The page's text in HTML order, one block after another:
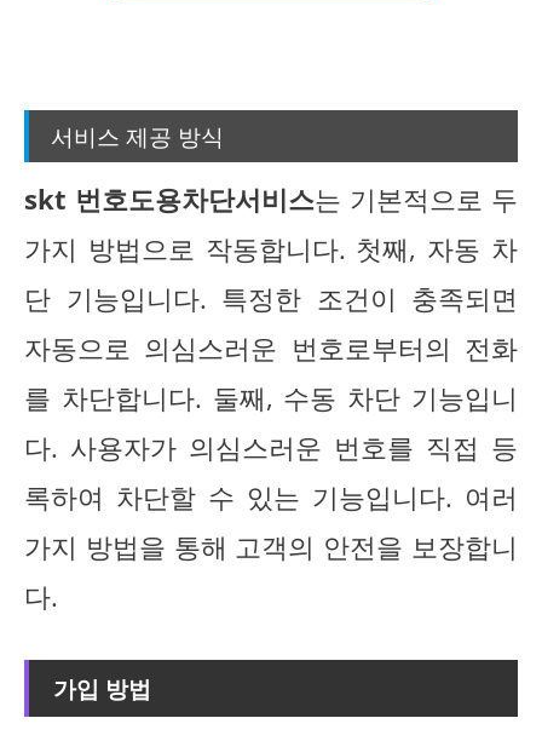
서비스 제공 방식
skt 번호도용차단서비스는 기본적으로 두
가지 방법으로 작동합니다. 첫째, 자동 차
단 기능입니다. 특정한 조건이 충족되면
자동으로 의심스러운 번호로부터의 전화
를 차단합니다. 둘째, 수동 차단 기능입니
다. 사용자가 의심스러운 번호를 직접 등
록하여 차단할 수 있는 기능입니다. 여러
가지 방법을 통해 고객의 안전을 보장합니
다.
가입 방법